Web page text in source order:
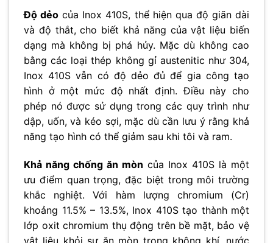
Độ dẻo của Inox 410S, thể hiện qua độ giãn dài
và độ thắt, cho biết khả năng của vật liệu biến
dạng mà không bị phá hủy. Mặc dù không cao
bằng các loại thép không gỉ austenitic như 304,
Inox 410S vẫn có độ dẻo đủ để gia công tạo
hình ở một mức độ nhất định. Điều này cho
phép nó được sử dụng trong các quy trình như
dập, uốn, và kéo sợi, mặc dù cần lưu ý rằng khả
năng tạo hình có thể giảm sau khi tôi và ram.
Khả năng chống ăn mòn của Inox 410S là một
ưu điểm quan trọng, đặc biệt trong môi trường
khắc nghiệt. Với hàm lượng chromium (Cr)
khoảng 11.5% – 13.5%, Inox 410S tạo thành một
lớp oxit chromium thụ động trên bề mặt, bảo vệ